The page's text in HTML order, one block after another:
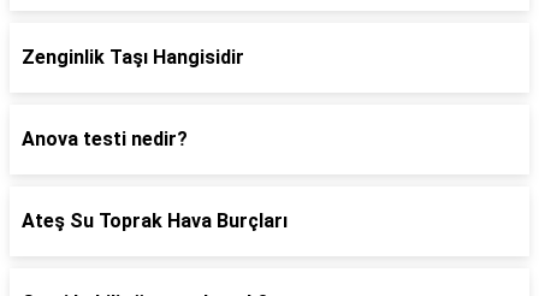
Zenginlik Taşı Hangisidir
Anova testi nedir?
Ateş Su Toprak Hava Burçları